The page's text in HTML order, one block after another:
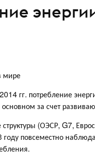
мире
гг. потребление
основном за счет
(ОЭСР, G7,
повсеместно